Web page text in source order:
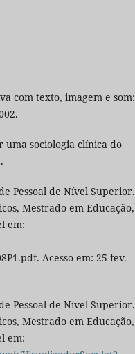
com texto, imagem e som:
uma sociologia clínica do
Pessoal de Nível Superior.
Mestrado em Educação,
em:
Acesso em: 25 fev.
Pessoal de Nível Superior.
Mestrado em Educação,
em: